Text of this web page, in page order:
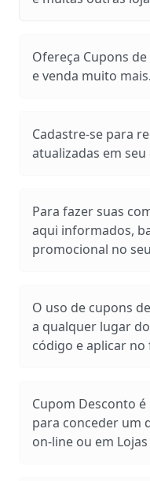
Ofereça Cupons
e venda muito
Cadastre-se para
atualizadas em seu
Para fazer suas
aqui informados,
promocional no
O uso de cupons
a qualquer lugar
código e aplicar
Cupom Desconto
para conceder um
on-line ou em Lojas